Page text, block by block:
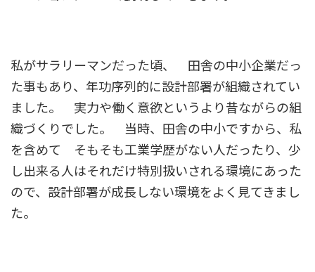
私がサラリーマンだった頃、 田舎の中小企業だっ
た事もあり、年功序列的に設計部署が組織されてい
ました。 実力や働く意欲というより昔ながらの組
織づくりでした。 当時、田舎の中小ですから、私
を含めて そもそも工業学歴がない人だったり、少
し出来る人はそれだけ特別扱いされる環境にあった
ので、設計部署が成長しない環境をよく見てきまし
た。